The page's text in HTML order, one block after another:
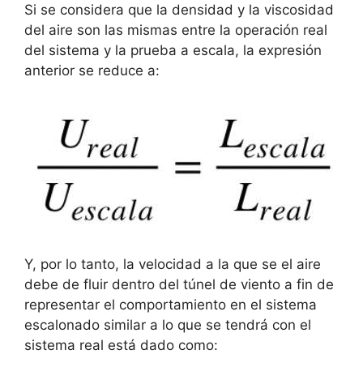
Si se considera que la densidad y la viscosidad
del aire son las mismas entre la operación real
del sistema y la prueba a escala, la expresión
anterior se reduce a:
Y, por lo tanto, la velocidad a la que se el aire
debe de fluir dentro del túnel de viento a fin de
representar el comportamiento en el sistema
escalonado similar a lo que se tendrá con el
sistema real está dado como: